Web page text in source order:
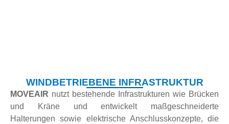
WINDBETRIEBENE INFRASTRUKTUR
MOVEAIR nutzt bestehende Infrastrukturen wie Brücken
und Kräne und entwickelt maßgeschneiderte
Halterungen sowie elektrische Anschlusskonzepte, die